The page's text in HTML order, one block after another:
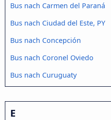
Bus nach Carmen del Paraná
Bus nach Ciudad del Este, PY
Bus nach Concepción
Bus nach Coronel Oviedo
Bus nach Curuguaty
E